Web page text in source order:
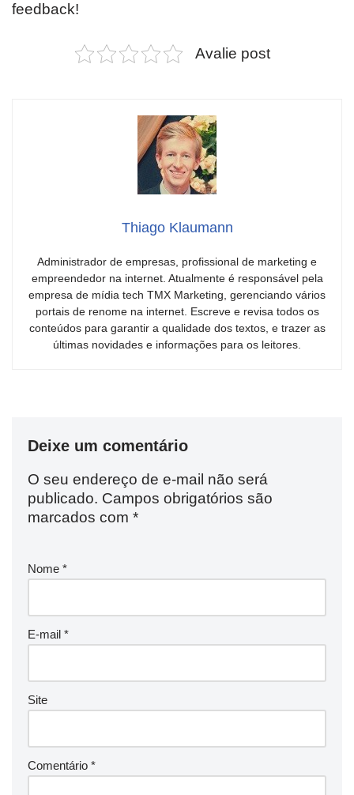
feedback!
Avalie post
Thiago Klaumann
Administrador de empresas, profissional de marketing e
empreendedor na internet. Atualmente é responsável pela
empresa de mídia tech TMX Marketing, gerenciando vários
portais de renome na internet. Escreve e revisa todos os
conteúdos para garantir a qualidade dos textos, e trazer as
últimas novidades e informações para os leitores.
Deixe um comentário
O seu endereço de e-mail não será
publicado. Campos obrigatórios são
marcados com *
Nome *
E-mail *
Site
Comentário *